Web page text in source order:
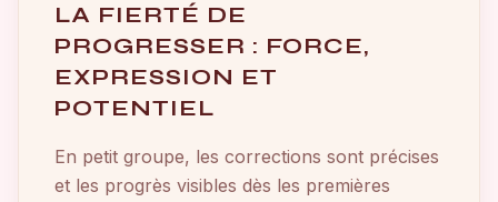
LA FIERTÉ DE
PROGRESSER : FORCE,
EXPRESSION ET
POTENTIEL
En petit groupe, les corrections sont précises
et les progrès visibles dès les premières